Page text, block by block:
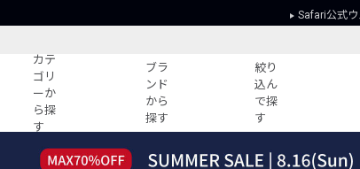
Safari公式
カテ
ゴリ
ーか
ら探
す
ブラ
ンド
から
探す
絞り
込ん
で探
す